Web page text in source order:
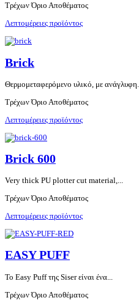
Τρέχων Όριο Αποθέματος
Λεπτομέρειες προϊόντος
Brick
Θερμομεταφερόμενο υλικό, με ανάγλυφη...
Τρέχων Όριο Αποθέματος
Λεπτομέρειες προϊόντος
Brick 600
Very thick PU plotter cut material,...
Τρέχων Όριο Αποθέματος
Λεπτομέρειες προϊόντος
EASY PUFF
Το Easy Puff της Siser είναι ένα...
Τρέχων Όριο Αποθέματος